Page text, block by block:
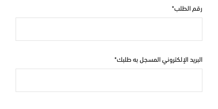
رقم الطلب
البريد الإلكتروني المسجل به طلبك